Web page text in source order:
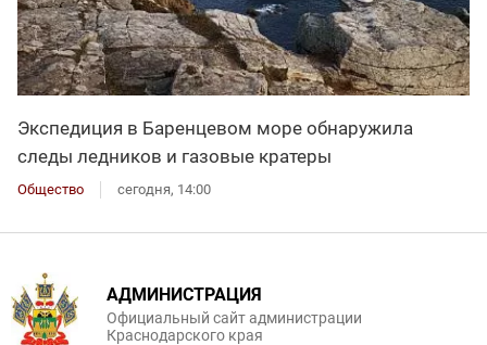
Экспедиция в Баренцевом море обнаружила
следы ледников и газовые кратеры
Общество сегодня, 14:00
АДМИНИСТРАЦИЯ
Официальный сайт администрации
Краснодарского края